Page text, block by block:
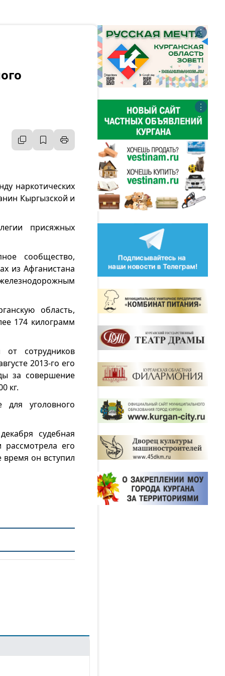
наркотических
Кыргызской и
присяжных
сообщество,
из Афганистана
область,
174 килограмм
от сотрудников
2013-го его
за совершение
кг.
для уголовного
судебная
его
он вступил
⋮
⋮